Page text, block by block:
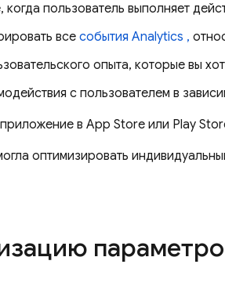
когда пользователь выполняет
все события Analytics ,
опыта, которые вы
с пользователем в
в App Store или Play
оптимизировать